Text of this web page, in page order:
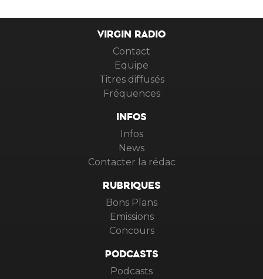
VIRGIN RADIO
Contact
Equipe
Titres diffusés
Fréquences
INFOS
Infos
News
Contacter la rédac
RUBRIQUES
Bons Plans
Emissions
Concours
PODCASTS
Podcasts